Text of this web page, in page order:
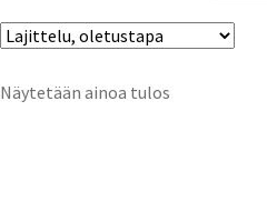
209,00 €.156,00 €.
Näytetään ainoa tulos